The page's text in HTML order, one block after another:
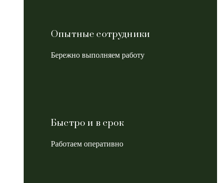
Опытные сотрудники
Бережно выполняем работу
Быстро и в срок
Работаем оперативно